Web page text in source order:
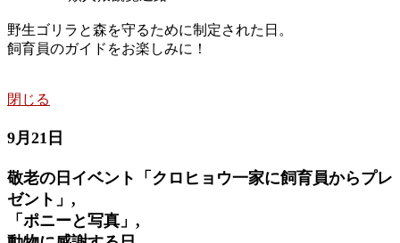
野生ゴリラと森を守るために制定された日。
飼育員のガイドをお楽しみに！
閉じる
9月21日
敬老の日イベント「クロヒョウ一家に飼育員からプレ
ゼント」,
「ポニーと写真」,